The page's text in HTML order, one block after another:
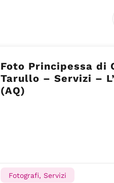
Foto Principessa di
Tarullo – Servizi –
(AQ)
Fotografi, Servizi